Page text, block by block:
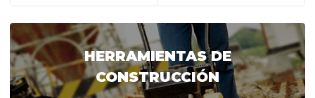
era:
$ 134.861,30.
es:
$ 121.375,00.
era:
$ 8.850,90.
es:
$
HERRAMIENTAS DE
CONSTRUCCIÓN